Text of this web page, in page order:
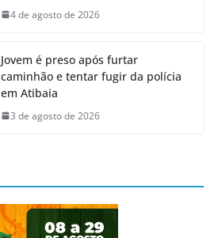
4 de agosto de 2026
Jovem é preso após furtar
caminhão e tentar fugir da polícia
em Atibaia
3 de agosto de 2026